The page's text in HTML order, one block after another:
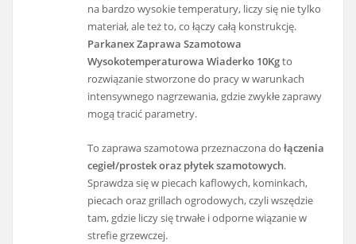
na bardzo wysokie temperatury, liczy się nie tylko
materiał, ale też to, co łączy całą konstrukcję.
Parkanex Zaprawa Szamotowa
Wysokotemperaturowa Wiaderko 10Kgto
rozwiązanie stworzone do pracy w warunkach
intensywnego nagrzewania, gdzie zwykłe zaprawy
mogą tracić parametry.
To zaprawa szamotowa przeznaczona dołączenia
cegieł/prostek oraz płytek szamotowych.
Sprawdza się w piecach kaflowych, kominkach,
piecach oraz grillach ogrodowych, czyli wszędzie
tam, gdzie liczy się trwałe i odporne wiązanie w
strefie grzewczej.